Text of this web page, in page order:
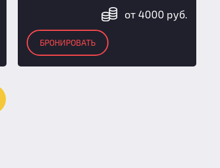
от 4000 руб.
БРОНИРОВАТЬ